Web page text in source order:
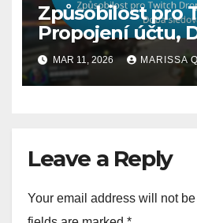
Způsobilost pro
Propojení účtu,
sledování
MAR 11, 2026 MARISSA
Leave a Reply
Your email address will not